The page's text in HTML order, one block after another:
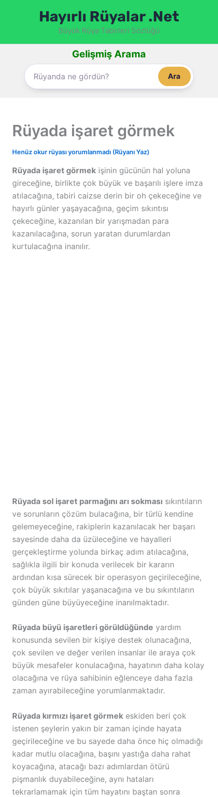
Hayırlı Rüyalar .Net
Büyük Rüya Tabirleri Sözlüğü
Gelişmiş Arama
Ara
Rüyada işaret görmek
Henüz okur rüyası yorumlanmadı (Rüyanı Yaz)
Rüyada işaret görmekişinin gücünün hal yoluna
gireceğine, birlikte çok büyük ve başarılı işlere imza
atılacağına, tabiri caizse derin bir oh çekeceğine ve
hayırlı günler yaşayacağına, geçim sıkıntısı
çekeceğine, kazanılan bir yarışmadan para
kazanılacağına, sorun yaratan durumlardan
kurtulacağına inanılır.
Rüyada sol işaret parmağını arı sokmasısıkıntıların
ve sorunların çözüm bulacağına, bir türlü kendine
gelemeyeceğine, rakiplerin kazanılacak her başarı
sayesinde daha da üzüleceğine ve hayalleri
gerçekleştirme yolunda birkaç adım atılacağına,
sağlıkla ilgili bir konuda verilecek bir kararın
ardından kısa sürecek bir operasyon geçirileceğine,
çok büyük sıkıtılar yaşanacağına ve bu sıkıntıların
günden güne büyüyeceğine inanılmaktadır.
Rüyada büyü işaretleri görüldüğünde yardım
konusunda sevilen bir kişiye destek olunacağına,
çok sevilen ve değer verilen insanlar ile araya çok
büyük mesafeler konulacağına, hayatının daha kolay
olacağına ve rüya sahibinin eğlenceye daha fazla
zaman ayırabileceğine yorumlanmaktadır.
Rüyada kırmızı işaret görmekeskiden beri çok
istenen şeylerin yakın bir zaman içinde hayata
geçirileceğine ve bu sayede daha önce hiç olmadığı
kadar mutlu olacağına, başını yastığa daha rahat
koyacağına, atacağı bazı adımlardan ötürü
pişmanlık duyabileceğine, aynı hataları
tekrarlamamak için tüm hayatını baştan sonra